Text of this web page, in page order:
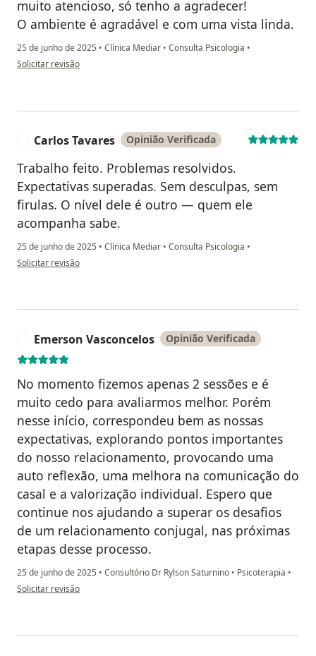
muito atencioso, só tenho a agradecer!
O ambiente é agradável e com uma vista linda.
25 de junho de 2025 • Clínica Mediar • Consulta Psicologia •
na opinião do utilizador Renata Rosa
Solicitar revisão
Carlos Tavares Opinião Verificada
Trabalho feito. Problemas resolvidos.
Expectativas superadas. Sem desculpas, sem
firulas. O nível dele é outro — quem ele
acompanha sabe.
25 de junho de 2025 • Clínica Mediar • Consulta Psicologia •
na opinião do utilizador Carlos Tavares
Solicitar revisão
Emerson Vasconcelos Opinião Verificada
No momento fizemos apenas 2 sessões e é
muito cedo para avaliarmos melhor. Porém
nesse início, correspondeu bem as nossas
expectativas, explorando pontos importantes
do nosso relacionamento, provocando uma
auto reflexão, uma melhora na comunicação do
casal e a valorização individual. Espero que
continue nos ajudando a superar os desafios
de um relacionamento conjugal, nas próximas
etapas desse processo.
25 de junho de 2025 • Consultório Dr Rylson Saturnino • Psicoterapia •
na opinião do utilizador Emerson Vasconcelos
Solicitar revisão